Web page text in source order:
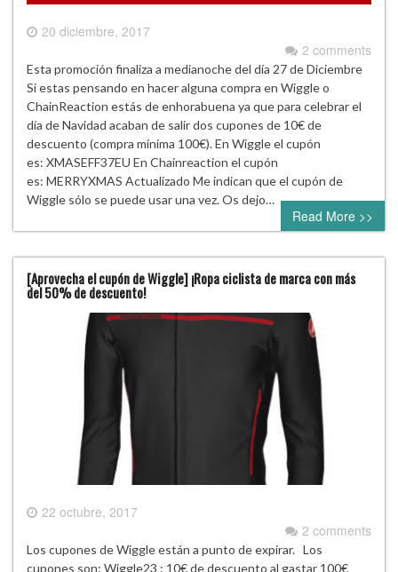
20 diciembre, 2017
2 comments
Esta promoción finaliza a medianoche del día 27 de Diciembre
Si estas pensando en hacer alguna compra en Wiggle o
ChainReaction estás de enhorabuena ya que para celebrar el
día de Navidad acaban de salir dos cupones de 10€ de
descuento (compra mínima 100€). En Wiggle el cupón
es: XMASEFF37EU En Chainreaction el cupón
es: MERRYXMAS Actualizado Me indican que el cupón de
Wiggle sólo se puede usar una vez. Os dejo…
Read More >>
[Aprovecha el cupón de Wiggle] ¡Ropa ciclista de marca con más
del 50% de descuento!
22 octubre, 2017
2 comments
Los cupones de Wiggle están a punto de expirar. Los
cupones son: Wiggle23 : 10€ de descuento al gastar 100€